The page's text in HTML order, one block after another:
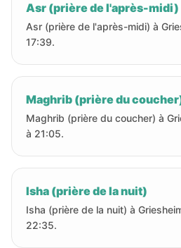
Asr (prière de l'après-midi)
Asr (prière de l'après-midi) à
17:39.
Maghrib (prière du
Maghrib (prière du coucher) à
à 21:05.
Isha (prière de la nuit)
Isha (prière de la nuit) à
22:35.